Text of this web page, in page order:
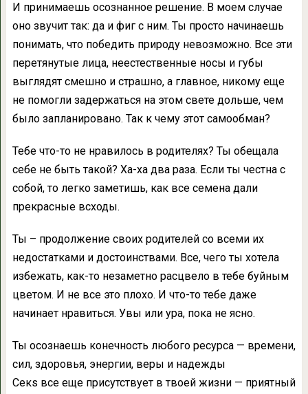
И принимаешь осознанное решение. В моем случае
оно звучит так: да и фиг с ним. Ты просто начинаешь
понимать, что победить природу невозможно. Все эти
перетянутые лица, неестественные носы и губы
выглядят смешно и страшно, а главное, никому еще
не помогли задержаться на этом свете дольше, чем
было запланировано. Так к чему этот самообман?
Тебе что-то не нравилось в родителях? Ты обещала
себе не быть такой? Ха-ха два раза. Если ты честна с
собой, то легко заметишь, как все семена дали
прекрасные всходы.
Ты – продолжение своих родителей со всеми их
недостатками и достоинствами. Все, чего ты хотела
избежать, как-то незаметно расцвело в тебе буйным
цветом. И не все это плохо. И что-то тебе даже
начинает нравиться. Увы или ура, пока не ясно.
Ты осознаешь конечность любого ресурса — времени,
сил, здоровья, энергии, веры и надежды
Секs все еще присутствует в твоей жизни — приятный